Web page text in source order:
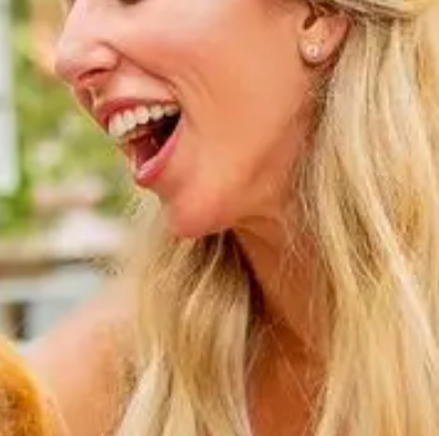
Folge dem Fotografen auf
Folge dem Fotografen
Videos des